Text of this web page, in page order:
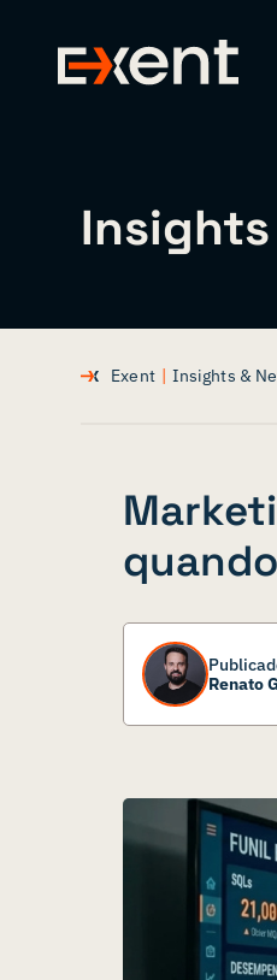
Insights
Exent | Insights &
Renato